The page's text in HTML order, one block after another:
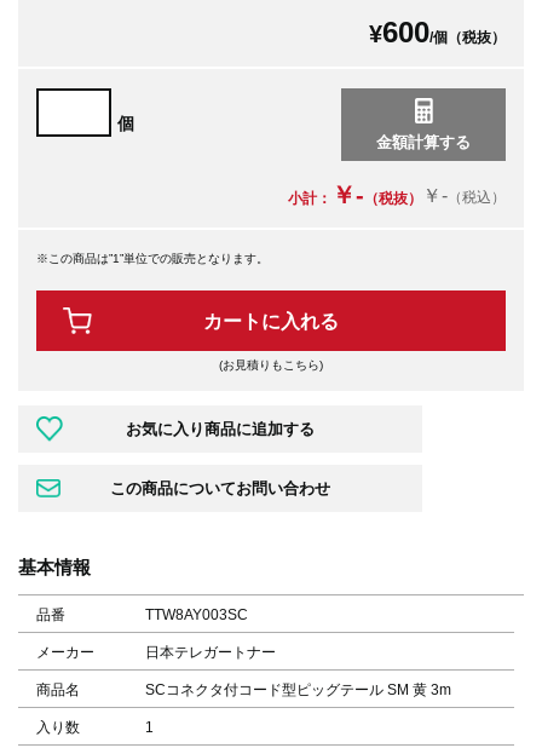
¥600/個（税抜）
個
小計： ￥- （税抜） ￥- （税込）
※この商品は”1”単位での販売となります。
カートに入れる
(お見積りもこちら)
基本情報
品番 TTW8AY003SC
メーカー 日本テレガートナー
商品名 SCコネクタ付コード型ピッグテール SM 黄 3m
入り数 1